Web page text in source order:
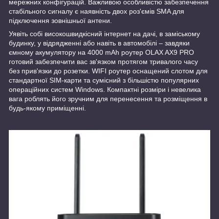
мережних конфігурацій. Важливою особливістю забезпечення
стабільного сигналу є наявність двох роз'ємів SMA для
підключення зовнішньої антени.
Уявіть собі високошвидкісний інтернет на дачі, в заміському
будинку, у відрядженні або навіть в автомобілі – завдяки
ємному акумулятору на 4000 mAh роутер OLAX AX9 PRO
готовий забезпечити вас зв'язком протягом тривалого часу
без прив'язки до розетки. WIFI роутер оснащений слотом для
стандартної SIM-карти та сумісний з більшістю популярних
операційних систем Windows. Компактні розміри і невелика
вага роблять його зручним для перенесення та розміщення в
будь-якому приміщенні.